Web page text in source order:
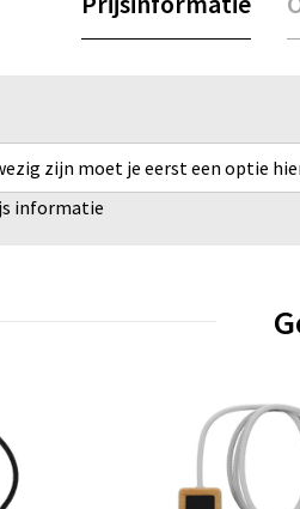
zijn moet je eerst een optie
informatie